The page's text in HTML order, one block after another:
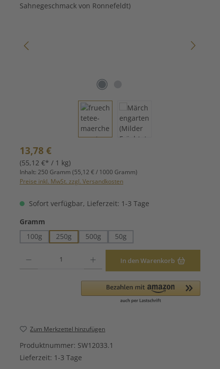
Regulärer Preis:
13,78 €
(55,12 €* / 1 kg)
Inhalt: 250 Gramm (55,12 € / 1000 Gramm)
Preise inkl. MwSt. zzgl. Versandkosten
Sofort verfügbar, Lieferzeit: 1-3 Tage
Gramm
100g
250g 500g 50g
In den Warenkorb
Zum Merkzettel hinzufügen
Produktnummer: SW12033.1
Lieferzeit: 1-3 Tage